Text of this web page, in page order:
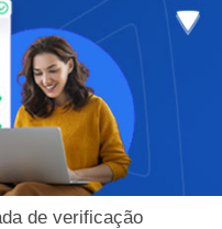
de verificação